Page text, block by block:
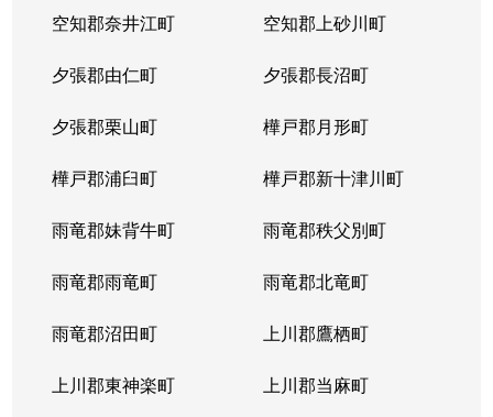
空知郡奈井江町 空知郡上砂川町
夕張郡由仁町 夕張郡長沼町
夕張郡栗山町 樺戸郡月形町
樺戸郡浦臼町 樺戸郡新十津川町
雨竜郡妹背牛町 雨竜郡秩父別町
雨竜郡雨竜町 雨竜郡北竜町
雨竜郡沼田町 上川郡鷹栖町
上川郡東神楽町 上川郡当麻町